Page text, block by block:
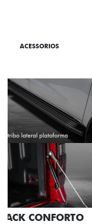
ACESSORIOS
PACK OFF-ROAD